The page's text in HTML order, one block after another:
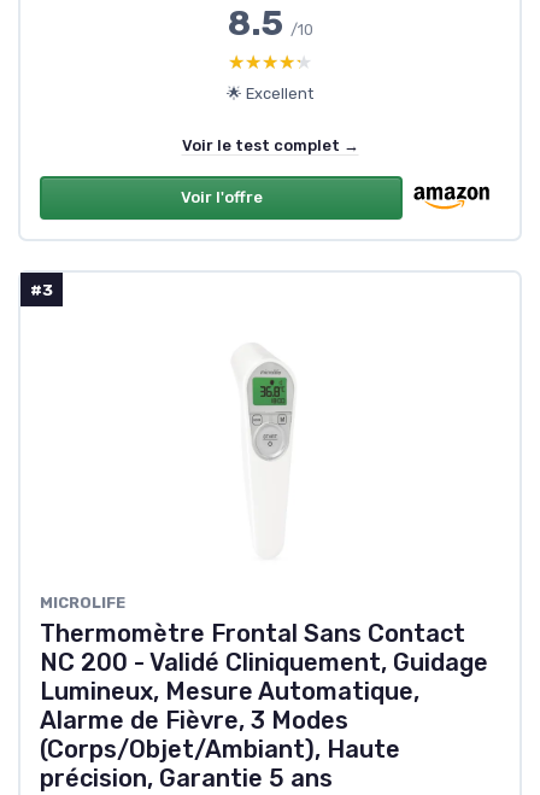
8.5 /10
★★★★★
★★★★★
🌟 Excellent
Voir le test complet →
Voir l'offre
#3
MICROLIFE
Thermomètre Frontal Sans Contact
NC 200 - Validé Cliniquement, Guidage
Lumineux, Mesure Automatique,
Alarme de Fièvre, 3 Modes
(Corps/Objet/Ambiant), Haute
précision, Garantie 5 ans